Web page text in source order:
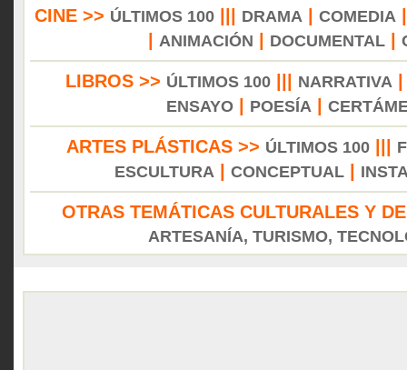
CINE >> ÚLTIMOS 100||| DRAMA COMEDIA
ANIMACIÓN DOCUMENTAL|
LIBROS >> ÚLTIMOS 100 NARRATIVA
ENSAYO| POESÍA
ARTES PLÁSTICAS >> ÚLTIMOS 100|||
ESCULTURA
CONCEPTUAL
OTRAS TEMÁTICAS CULTURALES Y
ARTESANÍA, TURISMO,